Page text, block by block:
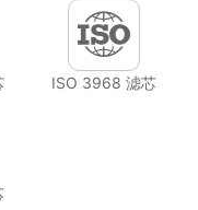
ISO 3968 滤芯